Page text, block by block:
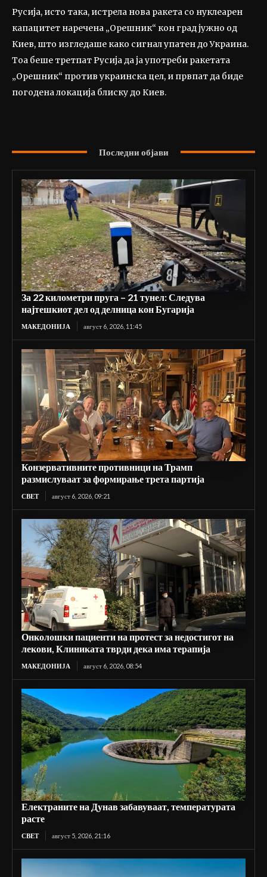
Русија, исто така, истрела нова ракета со нуклеарен
капацитет наречена „Орешник“ кон град јужно од
Киев, што изгледаше како сигнал упатен до Украина.
Тоа беше третпат Русија да ја употреби ракетата
„Орешник“ против украинска цел, и првпат да биде
погодена локација блиску до Киев.
Последни објави
За 22 километри пруга – 21 тунел: Следува
најтешкиот дел од делница кон Бугарија
МАКЕДОНИЈА август 6, 2026, 11:45
Конзервативните противници на Трамп
размислуваат за формирање трета партија
СВЕТ август 6, 2026, 09:21
Онколошки пациенти на протест за недостигот на
лекови, Клиниката тврди дека има терапија
МАКЕДОНИЈА август 6, 2026, 08:54
Електраните на Дунав забавуваат, температурата
расте
СВЕТ август 5, 2026, 21:16